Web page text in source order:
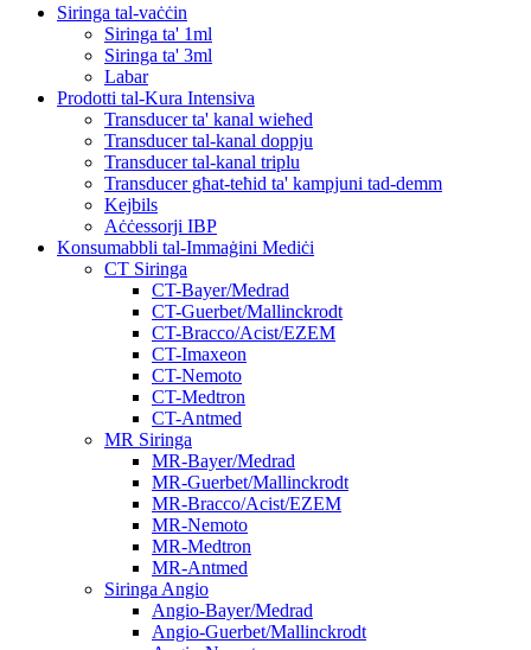
Siringa tal-vaċċin
Siringa ta' 1ml
Siringa ta' 3ml
Labar
Prodotti tal-Kura Intensiva
Transducer ta' kanal wieħed
Transducer tal-kanal doppju
Transducer tal-kanal triplu
Transducer għat-teħid ta' kampjuni tad-demm
Kejbils
Aċċessorji IBP
Konsumabbli tal-Immaġini Mediċi
CT Siringa
CT-Bayer/Medrad
CT-Guerbet/Mallinckrodt
CT-Bracco/Acist/EZEM
CT-Imaxeon
CT-Nemoto
CT-Medtron
CT-Antmed
MR Siringa
MR-Bayer/Medrad
MR-Guerbet/Mallinckrodt
MR-Bracco/Acist/EZEM
MR-Nemoto
MR-Medtron
MR-Antmed
Siringa Angio
Angio-Bayer/Medrad
Angio-Guerbet/Mallinckrodt